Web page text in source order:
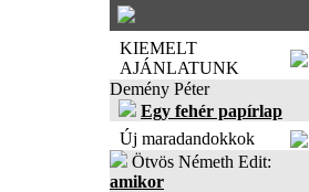
KIEMELT
AJÁNLATUNK
Demény Péter
Egy fehér papírlap
Új maradandokkok
Ötvös Németh Edit:
amikor